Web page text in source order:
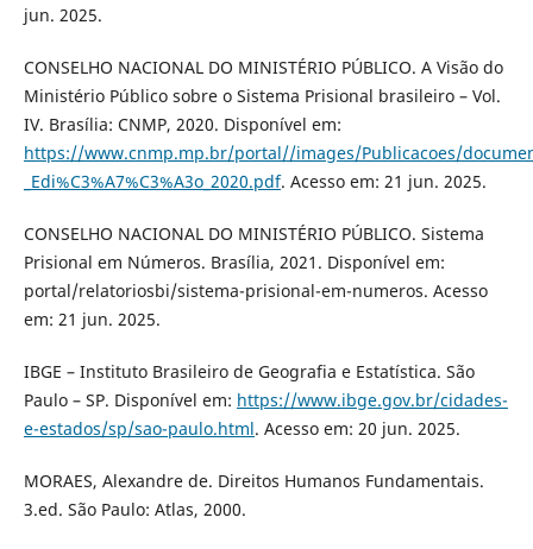
jun. 2025.
CONSELHO NACIONAL DO MINISTÉRIO PÚBLICO. A Visão do
Ministério Público sobre o Sistema Prisional brasileiro – Vol.
IV. Brasília: CNMP, 2020. Disponível em:
https://www.cnmp.mp.br/portal//images/Publicacoes/
_Edi%C3%A7%C3%A3o_2020.pdf. Acesso em: 21 jun. 2025.
CONSELHO NACIONAL DO MINISTÉRIO PÚBLICO. Sistema
Prisional em Números. Brasília, 2021. Disponível em:
portal/relatoriosbi/sistema-prisional-em-numeros. Acesso
em: 21 jun. 2025.
IBGE – Instituto Brasileiro de Geografia e Estatística. São
Paulo – SP. Disponível em: https://www.ibge.gov.br/cidades-
e-estados/sp/sao-paulo.html. Acesso em: 20 jun. 2025.
MORAES, Alexandre de. Direitos Humanos Fundamentais.
3.ed. São Paulo: Atlas, 2000.